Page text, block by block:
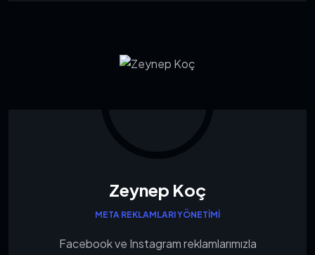
Zeynep Koç
META REKLAMLARI YÖNETIMI
Facebook ve Instagram reklamlarımızla